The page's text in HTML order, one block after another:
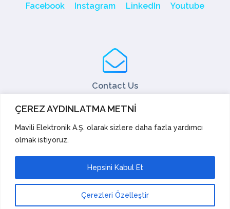
ÇEREZ AYDINLATMA METNİ
Mavili Elektronik A.Ş. olarak sizlere daha fazla yardımcı
olmak istiyoruz.
Çerezleri Özelleştir
Hepsini Kabul Et
Facebook Instagram LinkedIn Youtube
Contact Us
Fax: +90 216 466 45 10
export@mavili.com.tr
Sales Support
Export
Academy
Suggestions and Complaints